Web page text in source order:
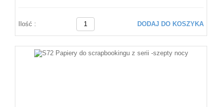
Ilość : DODAJ DO KOSZYKA